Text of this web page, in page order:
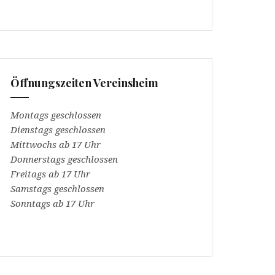
Öffnungszeiten Vereinsheim
Montags geschlossen
Dienstags geschlossen
Mittwochs ab 17 Uhr
Donnerstags geschlossen
Freitags ab 17 Uhr
Samstags geschlossen
Sonntags ab 17 Uhr